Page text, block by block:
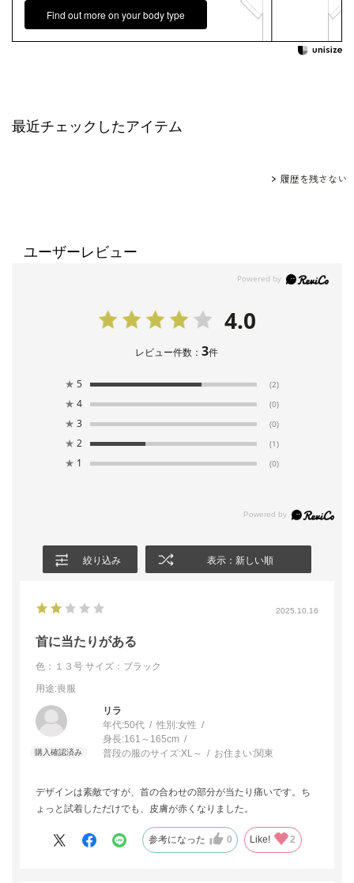
Find out more on your body type
最近チェックしたアイテム
履歴を残さない
ユーザーレビュー
4.0
レビュー件数：3件
★ 5 (2)
★ 4 (0)
★ 3 (0)
★ 2 (1)
★ 1 (0)
絞り込み 表示：新しい順
2025.10.16
首に当たりがある
色：１３号 サイズ：ブラック
用途:喪服
リラ
年代:50代 性別:女性
身長:161～165cm
普段の服のサイズ:XL～ お住まい:関東
デザインは素敵ですが、首の合わせの部分が当たり痛いです。ち
ょっと試着しただけでも、皮膚が赤くなりました。
参考になった 0 Like! 2